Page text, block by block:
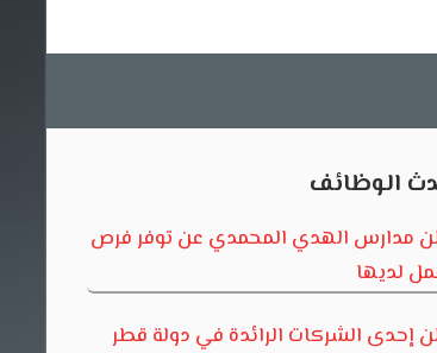
الوظائف
مدارس الهدي المحمدي عن توفر فرص
لديها
إحدى الشركات الرائدة في دولة قطر